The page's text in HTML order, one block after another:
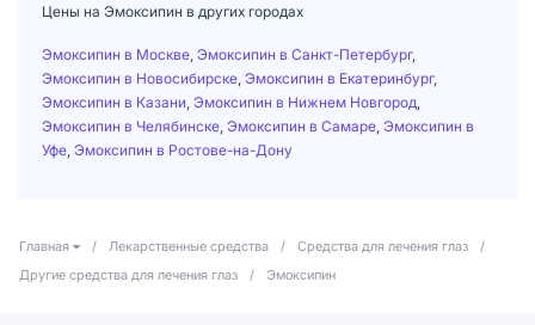
Цены на Эмоксипин в других городах
Эмоксипин в Москве Эмоксипин в Санкт-Петербург,
Эмоксипин в Новосибирске Эмоксипин в Екатеринбург,
Эмоксипин в Казани Эмоксипин в Нижнем Новгород
Эмоксипин в Челябинске Эмоксипин в Самаре Эмоксипин в
Уфе Эмоксипин в Ростове-на-Дону
Главная / Лекарственные средства / Средства для лечения глаз
/
Другие средства для лечения глаз
/ Эмоксипин